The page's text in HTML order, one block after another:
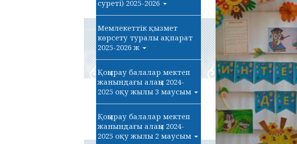
суреті) 2025-2026
Мемлекеттік қызмет
көрсету туралы ақпарат
2025-2026 ж
Қоңырау балалар мектеп
жанындағы алаңы 2024-
2025 оқу жылы 3 маусым
Қоңырау балалар мектеп
жанындағы алаңы 2024-
2025 оқу жылы 2 маусым